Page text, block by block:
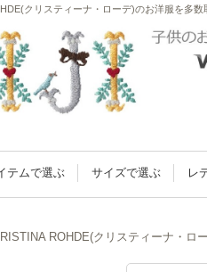
クリスティーナ・ローデ)のお洋服を多
テムで選ぶ サイズで選ぶ レ
ROHDE(クリスティーナ・ロ